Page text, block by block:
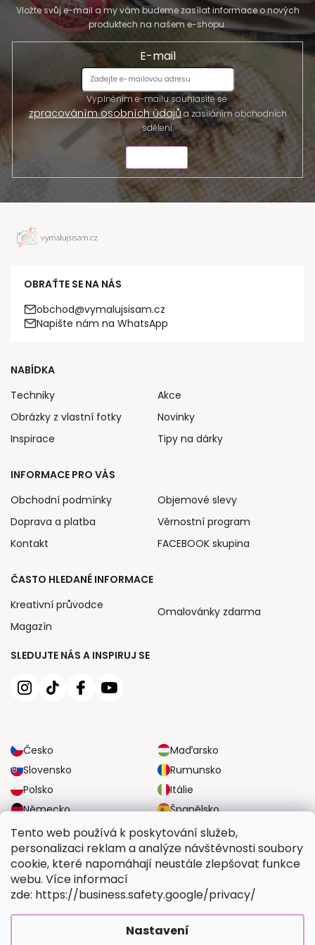
Tento web používá k poskytování služeb,
personalizaci reklam a analýze návštěvnosti soubory
cookie, které napomáhají neustále zlepšovat funkce
webu. Více informací
zde: https://business.safety.google/privacy/
Nastavení
Vložte svůj e-mail a my vám budeme zasílat informace o nových
produktech na našem e-shopu.
E-mail
Vyplněním e-mailu souhlasíte se
zpracováním osobních údajůa zasíláním obchodních
sdělení.
OBRAŤTE SE NA NÁS
obchod@vymalujsisam.cz
Napište nám na WhatsApp
SLEDUJTE NÁS A INSPIRUJ SE
Česko
Maďarsko
Slovensko
Rumunsko
Polsko
Itálie
Německo
Španělsko
Velká Británie
Rakousko
NABÍDKA
Techniky
Obrázky z vlastní fotky
Inspirace
Akce
Novinky
Tipy na dárky
INFORMACE PRO VÁS
Obchodní podmínky
Doprava a platba
Kontakt
Objemové slevy
Věrnostní program
FACEBOOK skupina
ČASTO HLEDANÉ INFORMACE
Kreativní průvodce
Magazín
Omalovánky zdarma
SPOLEHLIVÉ MOŽNOSTI DOPRAVY
BEZPEČNÉ MOŽNOSTI PLATBY